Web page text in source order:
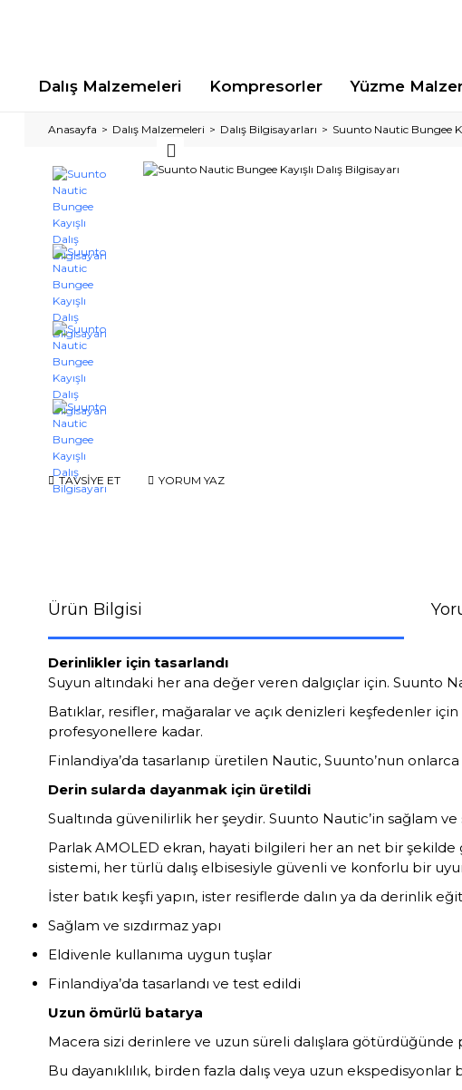
Dalış Malzemeleri Kompresorler Yüzme
Anasayfa Dalış Malzemeleri Dalış Bilgisayarları Suunto Nautic Bungee
TAVSİYE ET YORUM YAZ
Ürün Bilgisi
Derinlikler için tasarlandı
Suyun altındaki her ana değer veren dalgıçlar için. Suunto
Batıklar, resifler, mağaralar ve açık denizleri keşfedenler
profesyonellere kadar.
Finlandiya’da tasarlanıp üretilen Nautic, Suunto’nun onlarca
Derin sularda dayanmak için üretildi
Sualtında güvenilirlik her şeydir. Suunto Nautic’in sağlam ve
Parlak AMOLED ekran, hayati bilgileri her an net bir şekilde
sistemi, her türlü dalış elbisesiyle güvenli ve konforlu bir
İster batık keşfi yapın, ister resiflerde dalın ya da derinlik
Sağlam ve sızdırmaz yapı
Eldivenle kullanıma uygun tuşlar
Finlandiya’da tasarlandı ve test edildi
Uzun ömürlü batarya
Macera sizi derinlere ve uzun süreli dalışlara
Bu dayanıklılık, birden fazla dalış veya uzun